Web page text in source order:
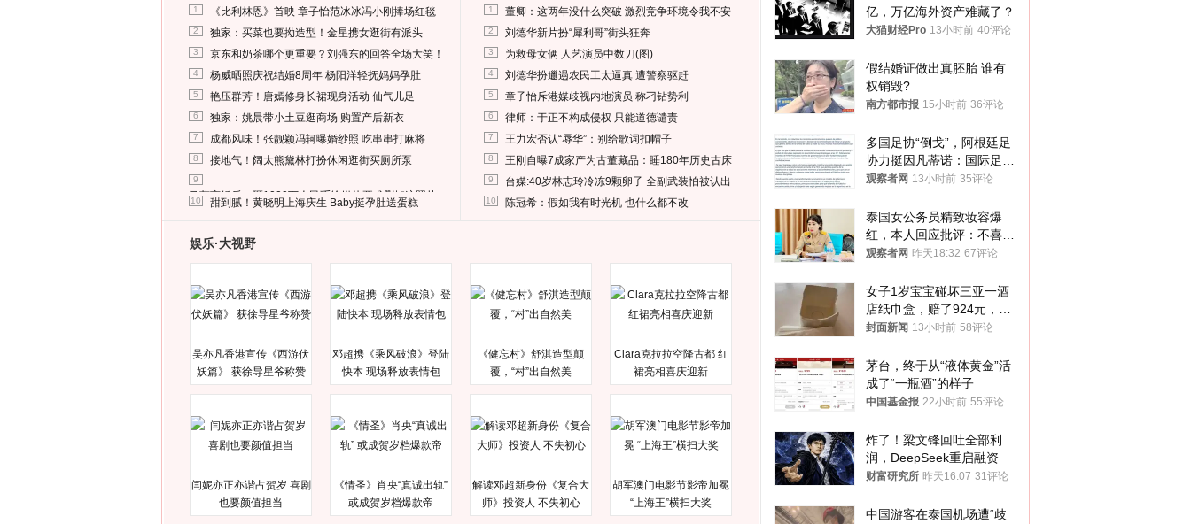
1 《比利林恩》首映 章子怡范冰冰冯小刚捧场红毯
2 独家：买菜也要拗造型！金星携女逛街有派头
3 京东和奶茶哪个更重要？刘强东的回答全场大笑！
4 杨威晒照庆祝结婚8周年 杨阳洋轻抚妈妈孕肚
5 艳压群芳！唐嫣修身长裙现身活动 仙气儿足
6 独家：姚晨带小土豆逛商场 购置产后新衣
7 成都风味！张靓颖冯轲曝婚纱照 吃串串打麻将
8 接地气！阔太熊黛林打扮休闲逛街买厕所泵
9
马蓉离婚后，砸1000万人民币给媒体要求删掉这照片
10 甜到腻！黄晓明上海庆生 Baby挺孕肚送蛋糕
1 董卿：这两年没什么突破 激烈竞争环境令我不安
2 刘德华新片扮“犀利哥”街头狂奔
3 为救母女俩 人艺演员中数刀(图)
4 刘德华扮邋遢农民工太逼真 遭警察驱赶
5 章子怡斥港媒歧视内地演员 称刁钻势利
6 律师：于正不构成侵权 只能道德谴责
7 王力宏否认“辱华”：别给歌词扣帽子
8 王刚自曝7成家产为古董藏品：睡180年历史古床
9 台媒:40岁林志玲冷冻9颗卵子 全副武装怕被认出
10 陈冠希：假如我有时光机 也什么都不改
娱乐·大视野
吴亦凡香港宣传《西游伏
妖篇》 获徐导星爷称赞
邓超携《乘风破浪》登陆
快本 现场释放表情包
《健忘村》舒淇造型颠
覆，“村”出自然美
Clara克拉拉空降古都 红
裙亮相喜庆迎新
闫妮亦正亦谐占贺岁 喜剧
也要颜值担当
《情圣》肖央“真诚出轨”
或成贺岁档爆款帝
解读邓超新身份《复合大
师》投资人 不失初心
胡军澳门电影节影帝加冕
“上海王”横扫大奖
亿，万亿海外资产难藏了？
大猫财经Pro 13小时前 40评论
假结婚证做出真胚胎 谁有
权销毁?
南方都市报 15小时前 36评论
多国足协“倒戈”，阿根廷足
协力挺因凡蒂诺：国际足联
今后应继续在其领导下前行
观察者网 13小时前 35评论
泰国女公务员精致妆容爆
红，本人回应批评：不喜欢
就别看
观察者网 昨天18:32 67评论
女子1岁宝宝碰坏三亚一酒
店纸巾盒，赔了924元，发
帖吐槽后酒店退还一半的
封面新闻 13小时前 58评论
茅台，终于从“液体黄金”活
成了“一瓶酒”的样子
中国基金报 22小时前 55评论
炸了！梁文锋回吐全部利
润，DeepSeek重启融资
财富研究所 昨天16:07 31评论
中国游客在泰国机场遭“歧